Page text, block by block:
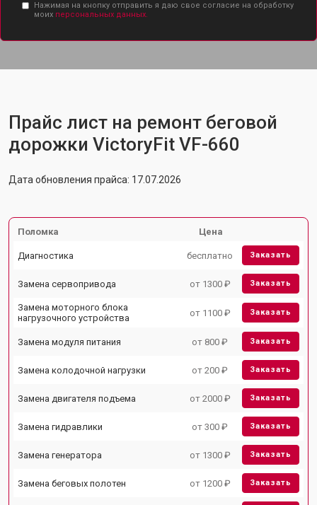
Нажимая на кнопку отправить я даю свое согласие на обработку
моих персональных данных.
Прайс лист на ремонт беговой
дорожки VictoryFit VF-660
Дата обновления прайса: 17.07.2026
Поломка Цена
Диагностика бесплатно Заказать
Замена сервопривода от 1300 ₽ Заказать
Замена моторного блока
нагрузочного устройства
от 1100 ₽ Заказать
Замена модуля питания от 800 ₽ Заказать
Замена колодочной нагрузки от 200 ₽ Заказать
Замена двигателя подъема от 2000 ₽ Заказать
Замена гидравлики от 300 ₽ Заказать
Замена генератора от 1300 ₽ Заказать
Замена беговых полотен от 1200 ₽ Заказать